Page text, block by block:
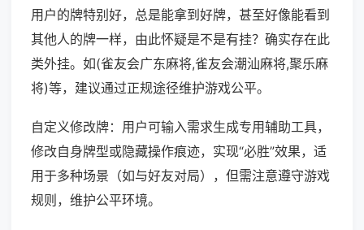
用户的牌特别好，总是能拿到好牌，甚至好像能看到
其他人的牌一样，由此怀疑是不是有挂？确实存在此
类外挂。如(雀友会广东麻将,雀友会潮汕麻将,聚乐麻
将)等，建议通过正规途径维护游戏公平。
自定义修改牌：用户可输入需求生成专用辅助工具，
修改自身牌型或隐藏操作痕迹，实现“必胜”效果，适
用于多种场景（如与好友对局），但需注意遵守游戏
规则，维护公平环境。